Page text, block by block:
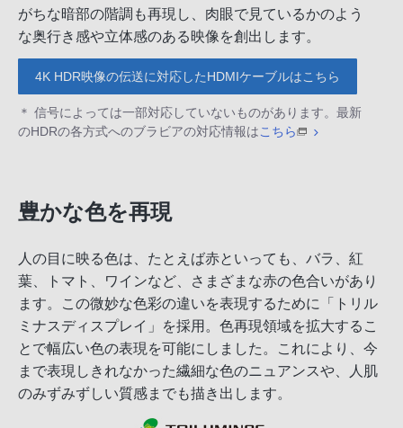
がちな暗部の階調も再現し、肉眼で見ているかのよう
な奥行き感や立体感のある映像を創出します。
4K HDR映像の伝送に対応したHDMIケーブルはこちら
＊ 信号によっては一部対応していないものがあります。最新
のHDRの各方式へのブラビアの対応情報はこちら
豊かな色を再現
人の目に映る色は、たとえば赤といっても、バラ、紅
葉、トマト、ワインなど、さまざまな赤の色合いがあり
ます。この微妙な色彩の違いを表現するために「トリル
ミナスディスプレイ」を採用。色再現領域を拡大するこ
とで幅広い色の表現を可能にしました。これにより、今
まで表現しきれなかった繊細な色のニュアンスや、人肌
のみずみずしい質感までも描き出します。